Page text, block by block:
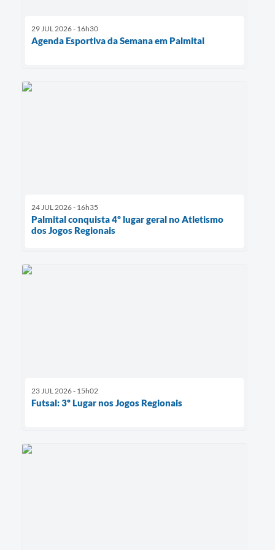
29 JUL 2026 - 16h30
Agenda Esportiva da Semana em Palmital
24 JUL 2026 - 16h35
Palmital conquista 4º lugar geral no Atletismo
dos Jogos Regionais
23 JUL 2026 - 15h02
Futsal: 3º Lugar nos Jogos Regionais